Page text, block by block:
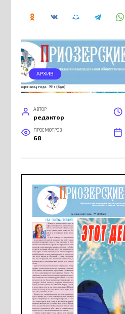
АРХИВ
АВТОР
редактор
ПРОСМОТРОВ
68